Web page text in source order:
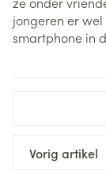
jongeren er
smartphone in
Vorig artikel